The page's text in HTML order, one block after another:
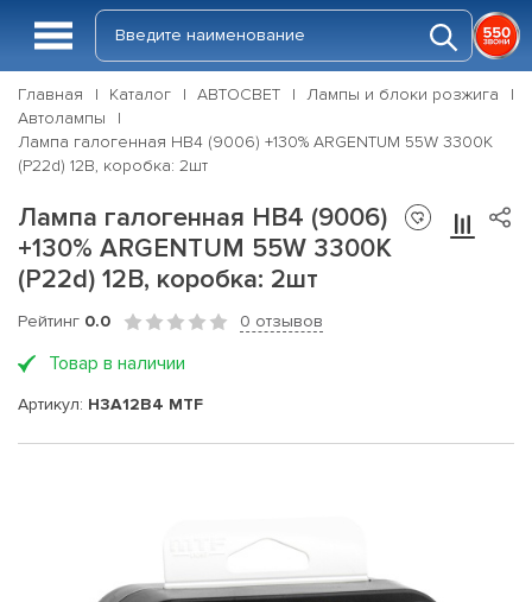
Главная Каталог АВТОСВЕТ
Лампы и блоки розжига
Автолампы
Лампа галогенная HB4 (9006) +130% ARGENTUM 55W 3300К
(P22d) 12В, коробка: 2шт
Лампа галогенная HB4 (9006)
+130% ARGENTUM 55W 3300К
(P22d) 12В, коробка: 2шт
Рейтинг 0.0 0 отзывов
Товар в наличии
Артикул: H3A12B4 MTF